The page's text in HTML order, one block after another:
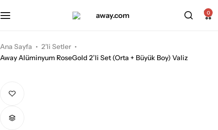
0
Ana Sayfa
2'li Setler
Away Alüminyum RoseGold 2’li Set (Orta + Büyük Boy) Valiz
Kabin Boy Valizler